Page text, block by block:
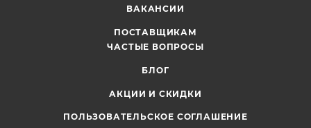
ВАКАНСИИ
ПОСТАВЩИКАМ
ЧАСТЫЕ ВОПРОСЫ
БЛОГ
АКЦИИ И СКИДКИ
ПОЛЬЗОВАТЕЛЬСКОЕ СОГЛАШЕНИЕ